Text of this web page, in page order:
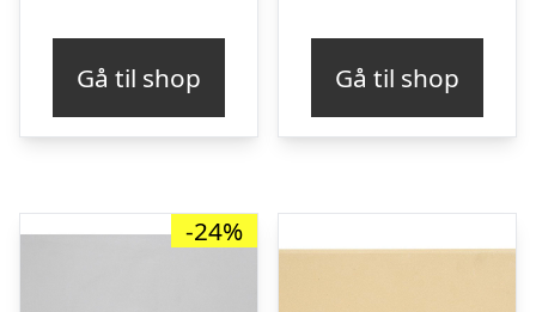
kr. 149,00.kr. 109,00.
Gå til shop Gå til shop
-24%